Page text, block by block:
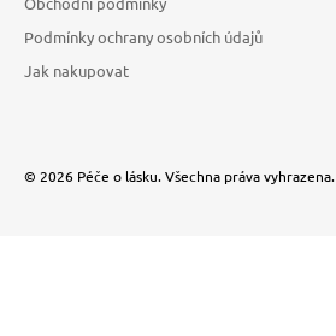
Podmínky ochrany osobních údajů
Jak nakupovat
© 2026 Péče o lásku. Všechna práva vyhrazena.